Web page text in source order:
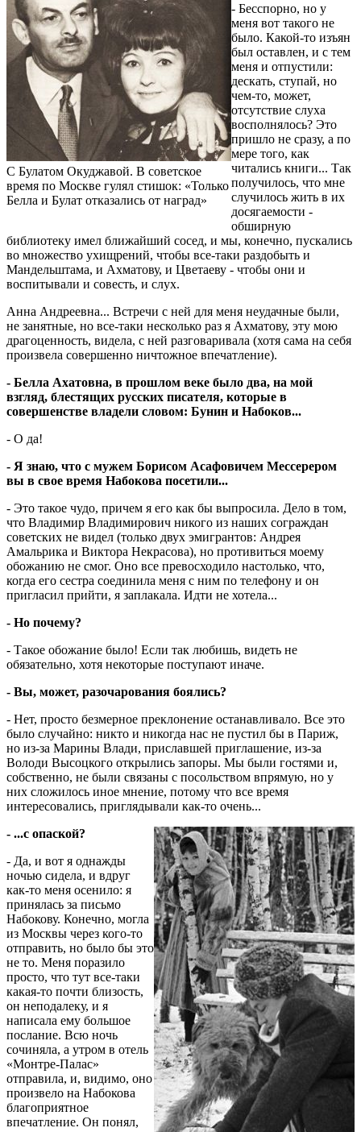
С Булатом Окуджавой. В советское
время по Москве гулял стишок: «Только
Белла и Булат отказались от наград»
- Бесспорно, но у
меня вот такого не
было. Какой-то изъян
был оставлен, и с тем
меня и отпустили:
дескать, ступай, но
чем-то, может,
отсутствие слуха
восполнялось? Это
пришло не сразу, а по
мере того, как
читались книги... Так
получилось, что мне
случилось жить в их
досягаемости -
обширную
библиотеку имел ближайший сосед, и мы, конечно, пускались
во множество ухищрений, чтобы все-таки раздобыть и
Мандельштама, и Ахматову, и Цветаеву - чтобы они и
воспитывали и совесть, и слух.
Анна Андреевна... Встречи с ней для меня неудачные были,
не занятные, но все-таки несколько раз я Ахматову, эту мою
драгоценность, видела, с ней разговаривала (хотя сама на себя
произвела совершенно ничтожное впечатление).
- Белла Ахатовна, в прошлом веке было два, на мой
взгляд, блестящих русских писателя, которые в
совершенстве владели словом: Бунин и Набоков...
- О да!
- Я знаю, что с мужем Борисом Асафовичем Мессерером
вы в свое время Набокова посетили...
- Это такое чудо, причем я его как бы выпросила. Дело в том,
что Владимир Владимирович никого из наших сограждан
советских не видел (только двух эмигрантов: Андрея
Амальрика и Виктора Некрасова), но противиться моему
обожанию не смог. Оно все превосходило настолько, что,
когда его сестра соединила меня с ним по телефону и он
пригласил прийти, я заплакала. Идти не хотела...
- Но почему?
- Такое обожание было! Если так любишь, видеть не
обязательно, хотя некоторые поступают иначе.
- Вы, может, разочарования боялись?
- Нет, просто безмерное преклонение останавливало. Все это
было случайно: никто и никогда нас не пустил бы в Париж,
но из-за Марины Влади, приславшей приглашение, из-за
Володи Высоцкого открылись запоры. Мы были гостями и,
собственно, не были связаны с посольством впрямую, но у
них сложилось иное мнение, потому что все время
интересовались, приглядывали как-то очень...
- ...с опаской?
- Да, и вот я однажды
ночью сидела, и вдруг
как-то меня осенило: я
принялась за письмо
Набокову. Конечно, могла
из Москвы через кого-то
отправить, но было бы это
не то. Меня поразило
просто, что тут все-таки
какая-то почти близость,
он неподалеку, и я
написала ему большое
послание. Всю ночь
сочиняла, а утром в отель
«Монтре-Палас»
отправила, и, видимо, оно
произвело на Набокова
благоприятное
впечатление. Он понял,